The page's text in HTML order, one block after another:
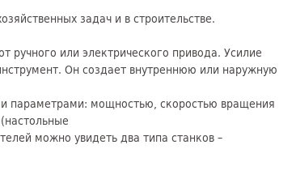
задач и в строительстве.
ручного или электрического привода. Усилие
Он создает внутреннюю или наружную
параметрами: мощностью, скоростью вращения
можно увидеть два типа станков –